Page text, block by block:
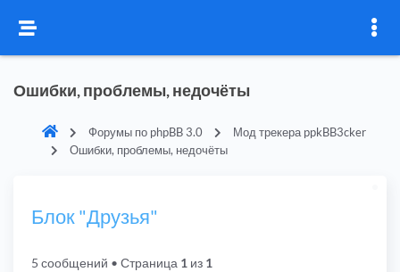
Ошибки, проблемы, недочёты
Форумы по phpBB 3.0
Мод трекера ppkBB3cker
Ошибки, проблемы, недочёты
Блок "Друзья"
5 сообщений • Страница 1 из 1